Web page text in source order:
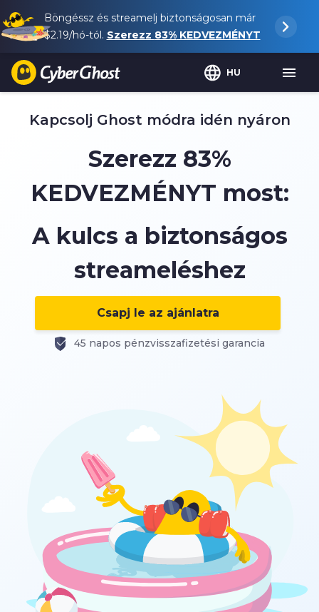
Böngéssz és streamelj biztonságosan már
$2.19/hó-tól. Szerezz 83%KEDVEZMÉNYT
HU
Kapcsolj Ghost módra idén nyáron
Szerezz 83%
KEDVEZMÉNYT most:
A kulcs a biztonságos
streameléshez
Csapj le az ajánlatra
45 napos pénzvisszafizetési garancia